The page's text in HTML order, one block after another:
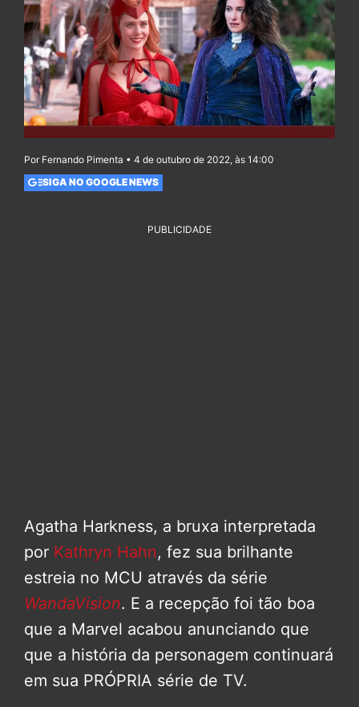
Por Fernando Pimenta • 4 de outubro de 2022, às 14:00
SIGA NO GOOGLE NEWS
PUBLICIDADE
Agatha Harkness, a bruxa interpretada
por Kathryn Hahn, fez sua brilhante
estreia no MCU através da série
WandaVision. E a recepção foi tão boa
que a Marvel acabou anunciando que
que a história da personagem continuará
em sua PRÓPRIA série de TV.